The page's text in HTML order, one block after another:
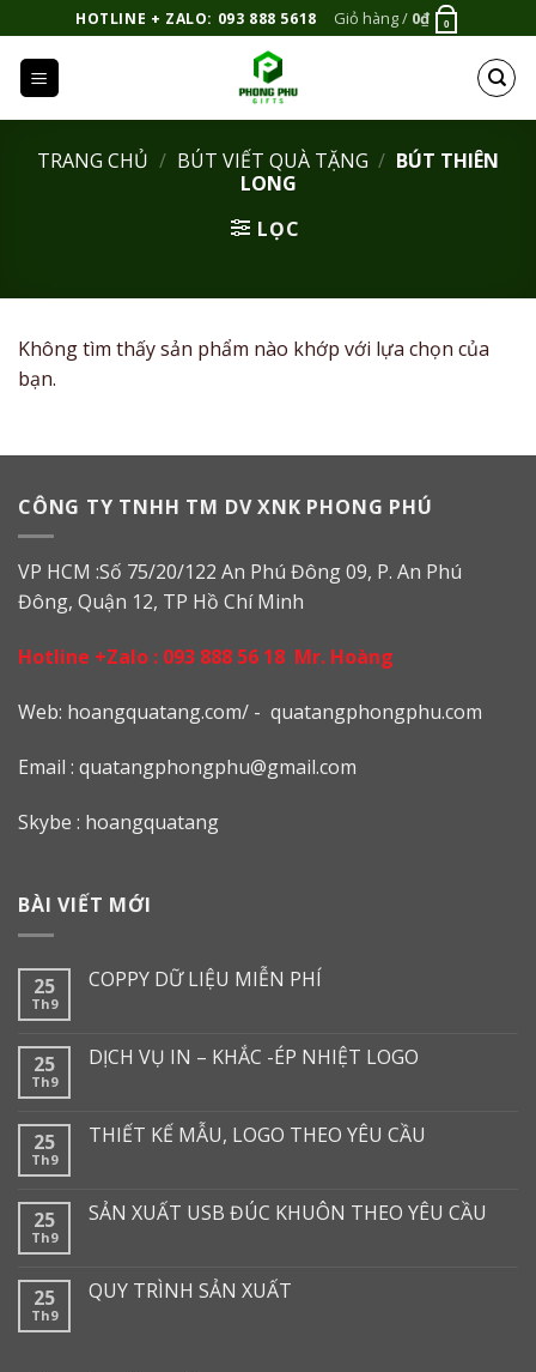
qua
dung
HOTLINE + ZALO: 093 888 5618 Giỏ hàng / 0₫ 0
TRANG CHỦ / BÚT VIẾT QUÀ TẶNG / BÚT THIÊN
LONG
LỌC
Không tìm thấy sản phẩm nào khớp với lựa chọn của
bạn.
CÔNG TY TNHH TM DV XNK PHONG PHÚ
VP HCM :Số 75/20/122 An Phú Đông 09, P. An Phú
Đông, Quận 12, TP Hồ Chí Minh
Hotline +Zalo : 093 888 56 18 Mr. Hoàng
Web: hoangquatang.com/ - quatangphongphu.com
Email : quatangphongphu@gmail.com
Skybe : hoangquatang
BÀI VIẾT MỚI
25
Th9
COPPY DỮ LIỆU MIỄN PHÍ
25
Th9
DỊCH VỤ IN – KHẮC -ÉP NHIỆT LOGO
25
Th9
THIẾT KẾ MẪU, LOGO THEO YÊU CẦU
25
Th9
SẢN XUẤT USB ĐÚC KHUÔN THEO YÊU CẦU
25
Th9
QUY TRÌNH SẢN XUẤT